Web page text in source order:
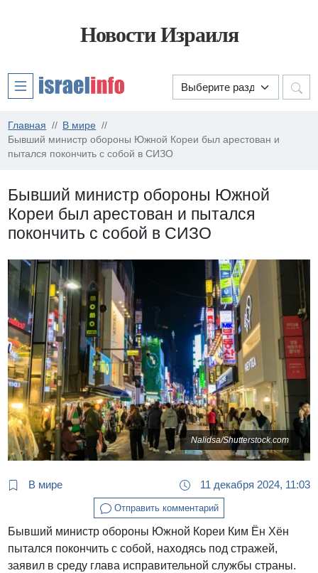
Новости Израиля
Главная
В мире
Бывший министр обороны Южной Кореи был арестован и
пытался покончить с собой в СИЗО
Бывший министр обороны Южной
Кореи был арестован и пытался
покончить с собой в СИЗО
Nalidsa/Shutterstock.com
В мире 11 декабря 2024, 11:03
Отправить комментарий
Бывший министр обороны Южной Кореи Ким Ён Хён
пытался покончить с собой, находясь под стражей,
заявил в среду глава исправительной службы страны.